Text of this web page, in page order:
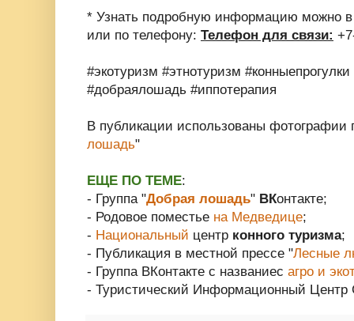
* Узнать подробную информацию можно
или по телефону: Телефон для связи:
#экотуризм #этнотуризм
#добраялошадь #иппотерапия
В публикации использованы фотографии
лошадь"
ЕЩЕ ПО ТЕМЕ:
- Группа "Добрая лошадь" ВКонтакте;
- Родовое поместье на Медведице;
- Национальный центр конного туризма;
- Публикация в местной прессе "Лесные
- Группа ВКонтакте с названиес агро и
- Туристический Информационный Центр